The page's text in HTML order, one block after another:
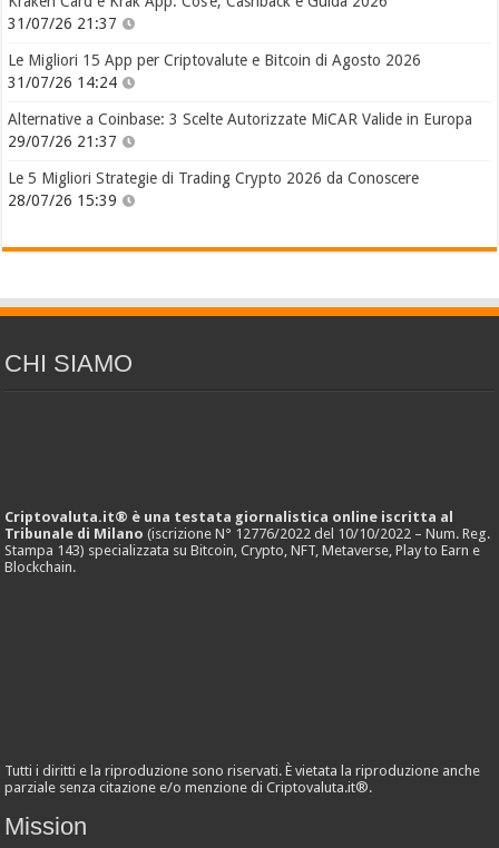
31/07/26 21:37
Le Migliori 15 App per Criptovalute e Bitcoin di Agosto 2026
31/07/26 14:24
Alternative a Coinbase: 3 Scelte Autorizzate MiCAR Valide in Europa
29/07/26 21:37
Le 5 Migliori Strategie di Trading Crypto 2026 da Conoscere
28/07/26 15:39
CHI SIAMO
Criptovaluta.it® è una testata giornalistica online iscritta al
Tribunale di Milano (iscrizione N° 12776/2022 del 10/10/2022 – Num. Reg.
Stampa 143) specializzata su Bitcoin, Crypto, NFT, Metaverse, Play to Earn e
Blockchain.
Tutti i diritti e la riproduzione sono riservati. È vietata la riproduzione anche
parziale senza citazione e/o menzione di Criptovaluta.it®.
Mission